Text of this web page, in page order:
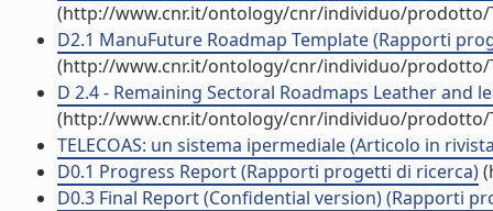
(http://www.cnr.it/ontology/cnr/individuo/prodotto/
D2.1 ManuFuture Roadmap Template (Rapporti
(http://www.cnr.it/ontology/cnr/individuo/prodotto/
D 2.4 - Remaining Sectoral Roadmaps Leather
(http://www.cnr.it/ontology/cnr/individuo/prodotto/
TELECOAS: un sistema ipermediale (Articolo in
D0.1 Progress Report (Rapporti progetti di ricerca)
D0.3 Final Report (Confidential version) (Rapporti